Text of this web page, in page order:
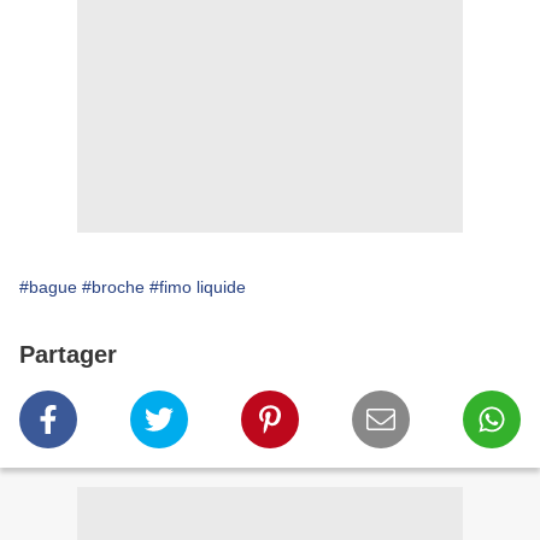
#bague #broche #fimo liquide
Partager